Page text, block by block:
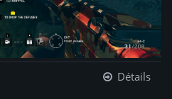
Détails